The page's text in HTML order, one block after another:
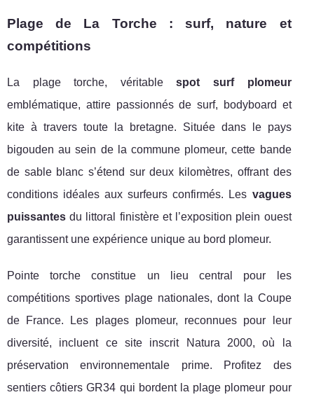
Plage de La Torche : surf, nature et
compétitions
La plage torche, véritablespot surf plomeur
emblématique, attire passionnés de surf, bodyboard et
kite à travers toute la bretagne. Située dans le pays
bigouden au sein de la commune plomeur, cette bande
de sable blanc s’étend sur deux kilomètres, offrant des
conditions idéales aux surfeurs confirmés. Les vagues
puissantes du littoral finistère et l’exposition plein ouest
garantissent une expérience unique au bord plomeur.
Pointe torche constitue un lieu central pour les
compétitions sportives plage nationales, dont la Coupe
de France. Les plages plomeur, reconnues pour leur
diversité, incluent ce site inscrit Natura 2000, où la
préservation environnementale prime. Profitez des
sentiers côtiers GR34 qui bordent la plage plomeur pour